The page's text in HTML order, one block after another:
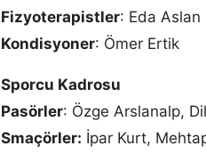
Fizyoterapistler: Eda Aslan
Kondisyoner: Ömer Ertik
Sporcu Kadrosu
Pasörler: Özge Arslanalp,
Smaçörler: İpar Kurt,